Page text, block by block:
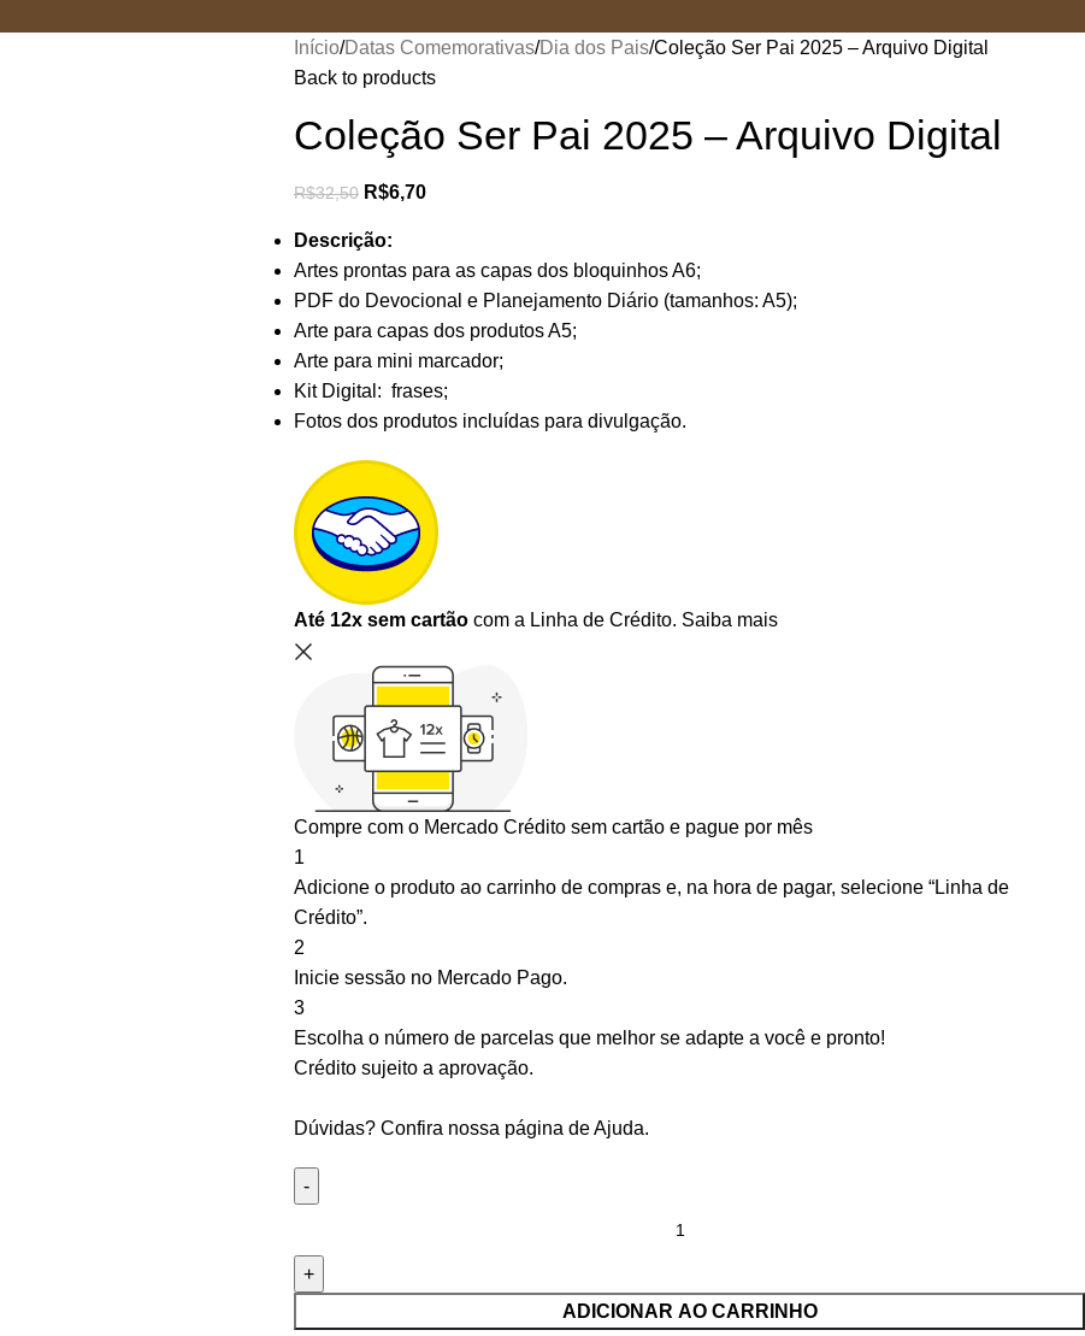
Início Datas Comemorativas Dia dos Pais Coleção Ser Pai 2025 – Arquivo Digital
Back to products
Coleção Ser Pai 2025 – Arquivo Digital
R$32,50 R$6,70
Descrição:
Artes prontas para as capas dos bloquinhos A6;
PDF do Devocional e Planejamento Diário (tamanhos: A5);
Arte para capas dos produtos A5;
Arte para mini marcador;
Kit Digital: frases;
Fotos dos produtos incluídas para divulgação.
Até 12x sem cartão com a Linha de Crédito. Saiba mais
Compre com o Mercado Crédito sem cartão e pague por mês
1
Adicione o produto ao carrinho de compras e, na hora de pagar, selecione “Linha de
Crédito”.
2
Inicie sessão no Mercado Pago.
3
Escolha o número de parcelas que melhor se adapte a você e pronto!
Crédito sujeito a aprovação.
Dúvidas? Confira nossa página deAjuda.
ADICIONAR AO CARRINHO